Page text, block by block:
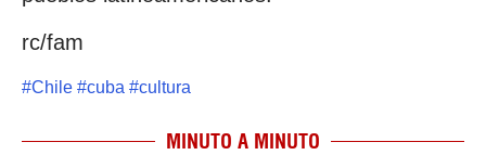
rc/fam
#Chile #cuba #cultura
MINUTO A MINUTO